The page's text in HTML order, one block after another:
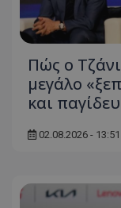
Πώς ο
μεγάλο
και
02.08.2026 - 13:51